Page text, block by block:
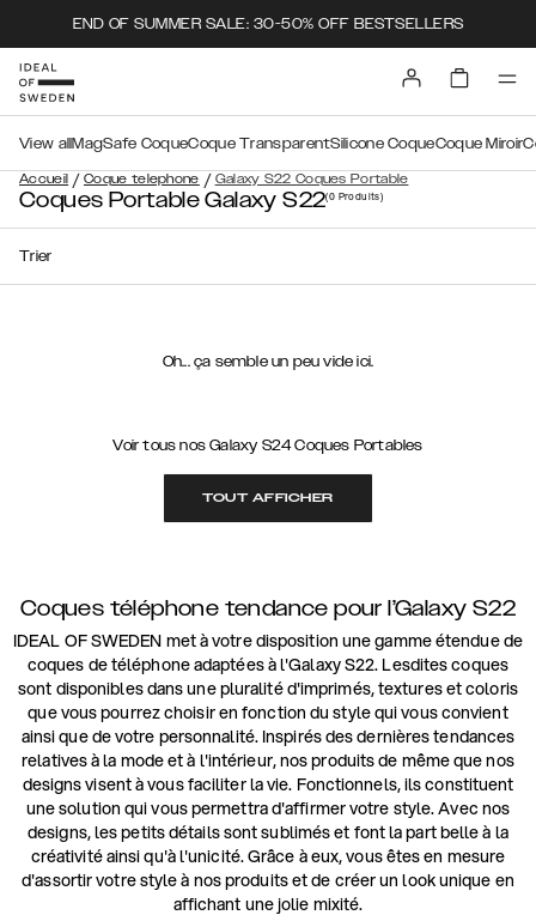
END OF SUMMER SALE: 30-50% OFF BESTSELLERS
Accueil / Coque telephone / Galaxy S22 Coques Portable
View all MagSafe CoqueCoque TransparentSilicone CoqueCoque Miroir
Coques Portable Galaxy S22(0 Produits)
Trier
Oh... ça semble un peu vide ici.
Voir tous nos Galaxy S24 Coques Portables
TOUT AFFICHER
Coques téléphone tendance pour l’Galaxy S22
IDEAL OF SWEDEN met à votre disposition une gamme étendue de
coques de téléphone adaptées à l'Galaxy S22. Lesdites coques
sont disponibles dans une pluralité d'imprimés, textures et coloris
que vous pourrez choisir en fonction du style qui vous convient
ainsi que de votre personnalité. Inspirés des dernières tendances
relatives à la mode et à l'intérieur, nos produits de même que nos
designs visent à vous faciliter la vie. Fonctionnels, ils constituent
une solution qui vous permettra d'affirmer votre style. Avec nos
designs, les petits détails sont sublimés et font la part belle à la
créativité ainsi qu'à l'unicité. Grâce à eux, vous êtes en mesure
d'assortir votre style à nos produits et de créer un look unique en
affichant une jolie mixité.